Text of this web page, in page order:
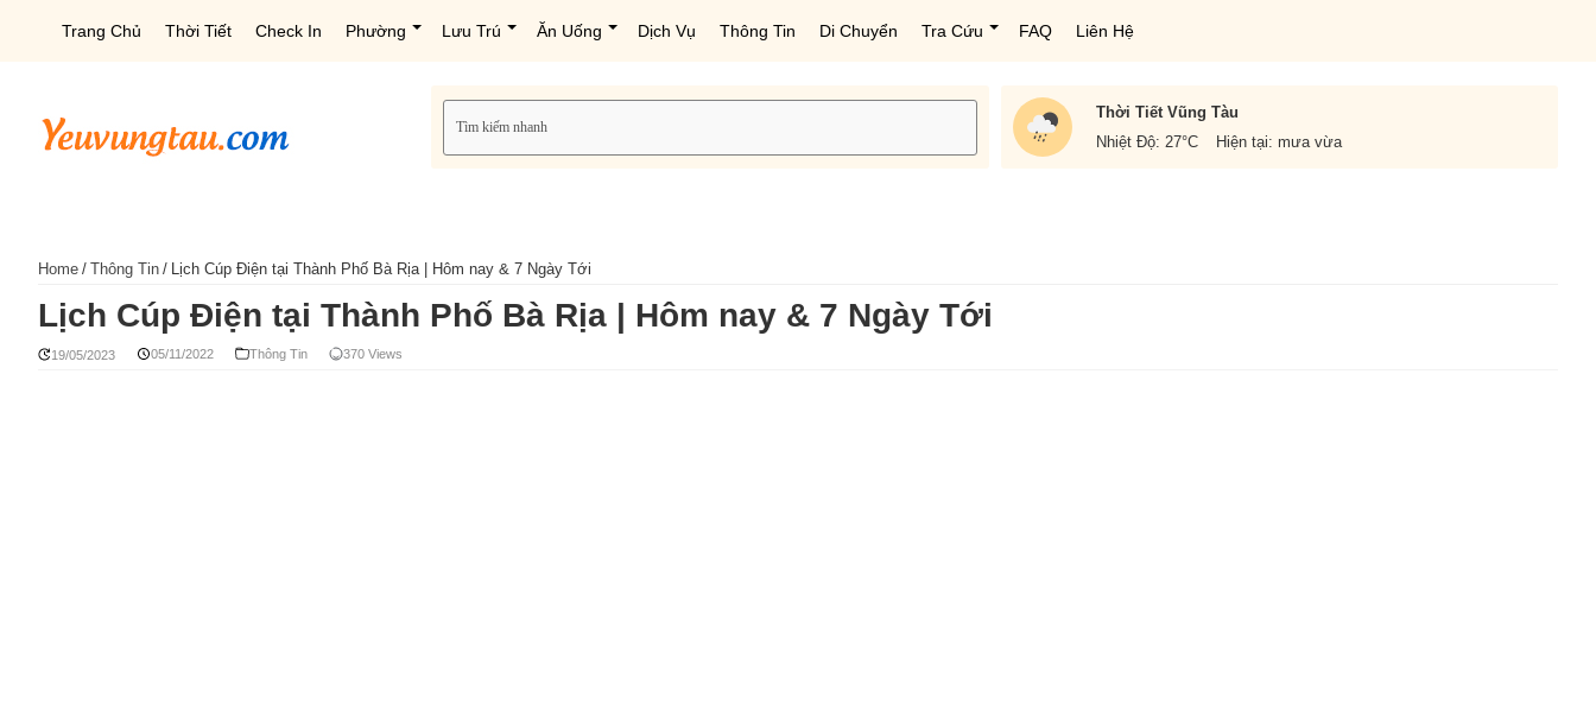
Trang Chủ Thời Tiết Check In Phường Lưu Trú Ăn Uống Dịch Vụ Thông Tin Di Chuyển Tra Cứu FAQ Liên Hệ
Thời Tiết Vũng Tàu
Nhiệt Độ: 27°C Hiện tại: mưa vừa
Home / Thông Tin / Lịch Cúp Điện tại Thành Phố Bà Rịa | Hôm nay & 7 Ngày Tới
Lịch Cúp Điện tại Thành Phố Bà Rịa | Hôm nay & 7 Ngày Tới
19/05/2023 05/11/2022 Thông Tin 370 Views